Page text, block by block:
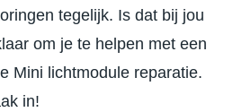
tegelijk. Is dat bij jou
om je te helpen met een
Mini lichtmodule reparatie.
in!